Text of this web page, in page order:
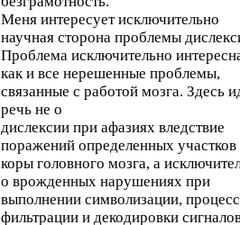
Меня интересует исключительно
научная сторона проблемы
Проблема исключительно
как и все нерешенные проблемы,
связанные с работой мозга. Здесь
речь не о
дислексии при афазиях вледствие
поражений определенных участков
коры головного мозга, а
о врожденных нарушениях при
выполнении символизации,
фильтрации и декодировки